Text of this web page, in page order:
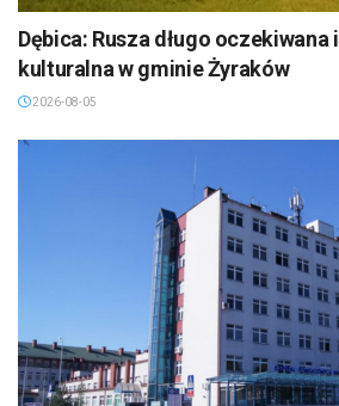
Dębica: Rusza długo oczekiwana
kulturalna w gminie Żyraków
2026-08-05